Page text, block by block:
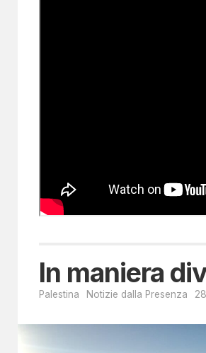
In maniera
Palestina Notizie dalla Presenza